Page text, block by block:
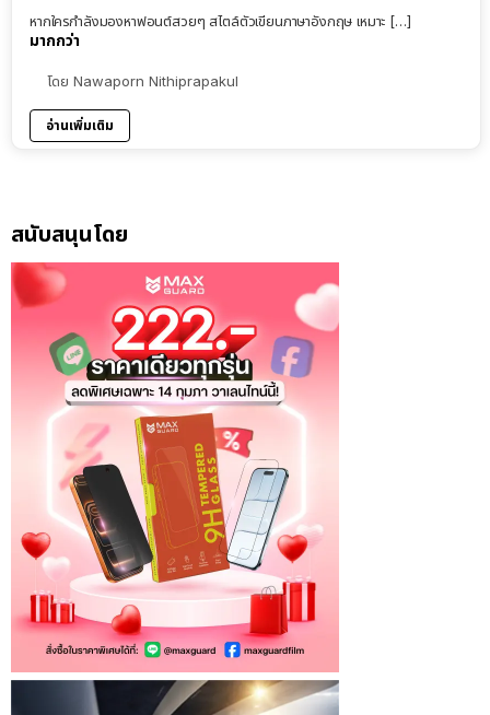
หากใครกำลังมองหาฟอนต์สวยๆ สไตล์ตัวเขียนภาษาอังกฤษ เหมาะ […]
มากกว่า
โดย Nawaporn Nithiprapakul
อ่านเพิ่มเติม
สนับสนุนโดย